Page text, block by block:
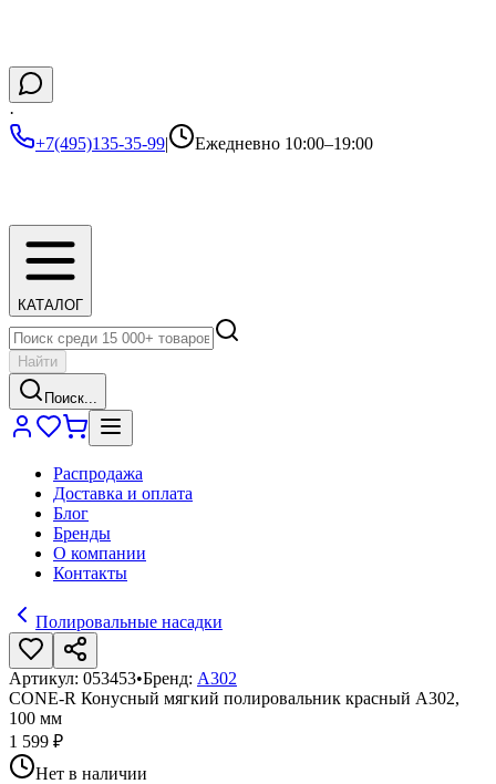
·
+7(495)135-35-99| Ежедневно 10:00–19:00
КАТАЛОГ
Найти
Поиск...
Распродажа
Доставка и оплата
Блог
Бренды
О компании
Контакты
Полировальные насадки
Артикул: 053453•Бренд: A302
CONE-R Конусный мягкий полировальник красный A302,
100 мм
1 599 ₽
Нет в наличии